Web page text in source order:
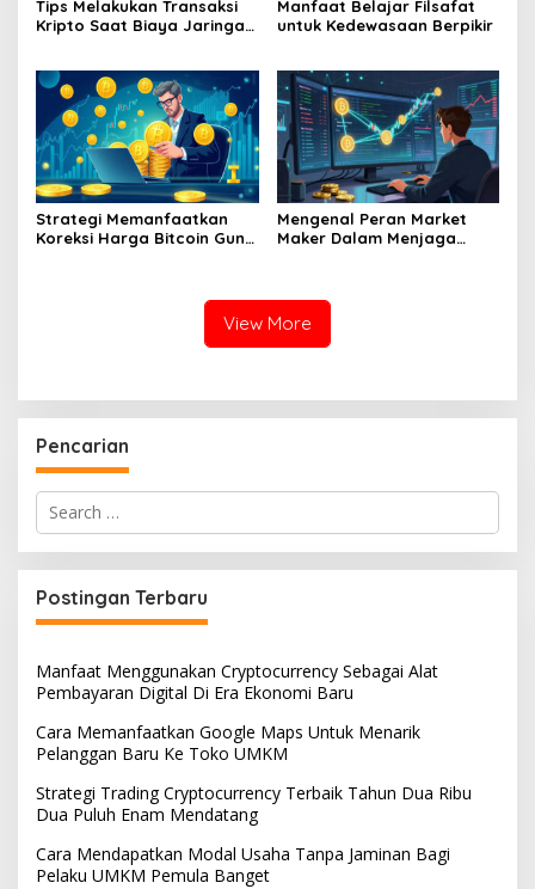
Tips Melakukan Transaksi
Kripto Saat Biaya Jaringan
Manfaat Belajar Filsafat
untuk Kedewasaan Berpikir
Strategi Memanfaatkan
Koreksi Harga Bitcoin Guna
Mengenal Peran Market
Maker Dalam Menjaga
View More
Pencarian
Search
for:
Postingan Terbaru
Manfaat Menggunakan Cryptocurrency Sebagai Alat
Pembayaran Digital Di Era Ekonomi Baru
Cara Memanfaatkan Google Maps Untuk Menarik
Pelanggan Baru Ke Toko UMKM
Strategi Trading Cryptocurrency Terbaik Tahun Dua Ribu
Dua Puluh Enam Mendatang
Cara Mendapatkan Modal Usaha Tanpa Jaminan Bagi
Pelaku UMKM Pemula Banget